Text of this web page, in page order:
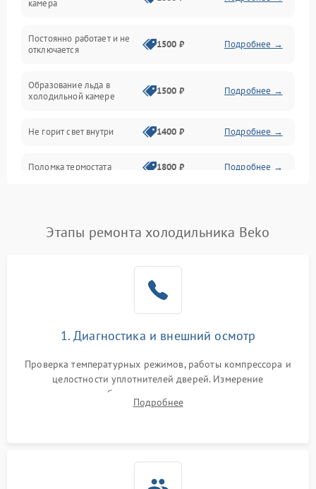
камера
Постоянно работает и не
отключается
1500 ₽ Подробнее →
Образование льда в
холодильной камере
1500 ₽ Подробнее →
Не горит свет внутри 1400 ₽ Подробнее →
Поломка термостата 1800 ₽ Подробнее →
Поломка системы No Frost 2600 ₽ Подробнее →
работе
2000 ₽ Подробнее →
1000 ₽
1800 ₽
Этапы ремонта холодильника Beko
1. Диагностика и внешний осмотр
Проверка температурных режимов, работы компрессора и
целостности уплотнителей дверей. Измерение
сопротивления обмоток мотора, проверка термостата и
считывание кодов ошибок с электронного дисплея.
Подробнее